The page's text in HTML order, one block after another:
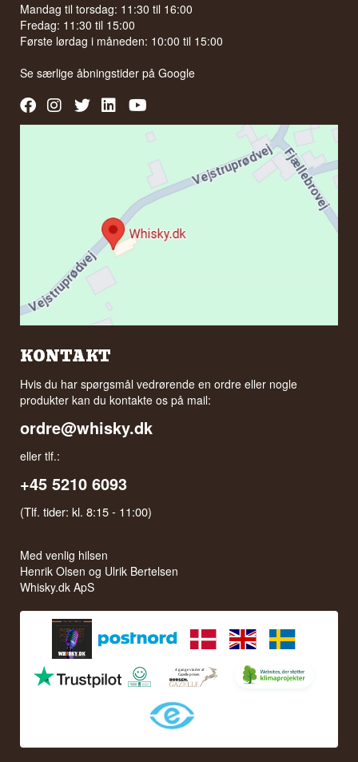
Mandag til torsdag: 11:30 til 16:00
Fredag: 11:30 til 15:00
Første lørdag i måneden: 10:00 til 15:00
Se særlige åbningstider påGoogle
KONTAKT
Hvis du har spørgsmål vedrørende en ordre eller nogle
produkter kan du kontakte os på mail:
ordre@whisky.dk
eller tlf.:
+45 5210 6093
(Tlf. tider: kl. 8:15 - 11:00)
Med venlig hilsen
Henrik Olsen og Ulrik Bertelsen
Whisky.dk ApS